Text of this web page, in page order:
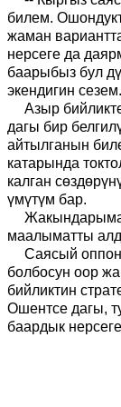
билем.
жаман
нерсеге да
баарыбыз бул
экендигин сезем.
Азыр
дагы бир
айтылганын
катарында
калган
үмүтүм бар.
маалыматты
Саясый
болбосун оор
бийликтин
Ошентсе дагы,
баардык